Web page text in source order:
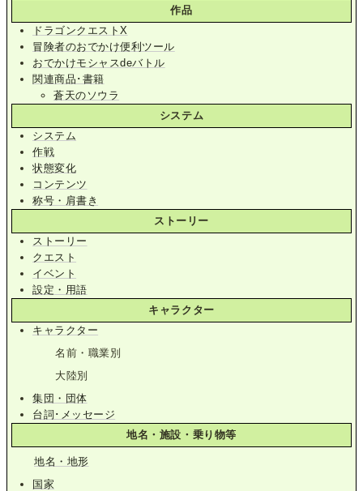
作品
ドラゴンクエストX
冒険者のおでかけ便利ツール
おでかけモシャスdeバトル
関連商品･書籍
蒼天のソウラ
システム
システム
作戦
状態変化
コンテンツ
称号・肩書き
ストーリー
ストーリー
クエスト
イベント
設定・用語
キャラクター
キャラクター
名前・職業別
大陸別
集団・団体
台詞･メッセージ
地名・施設・乗り物等
地名・地形
国家